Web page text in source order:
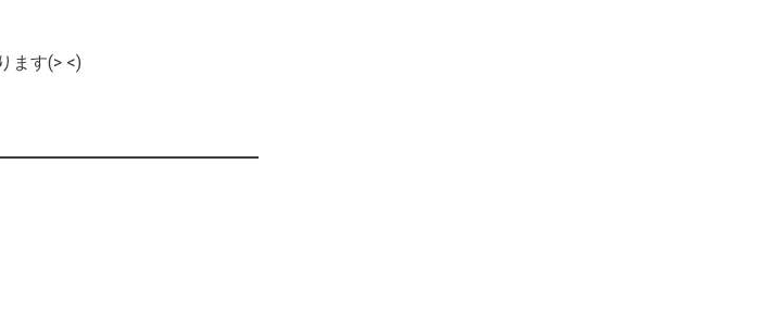
ます(> <)